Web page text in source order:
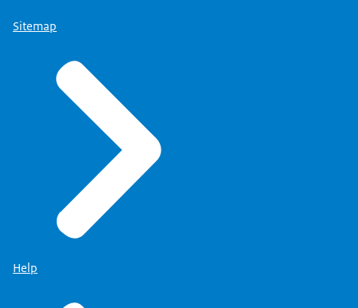
Sitemap
Help